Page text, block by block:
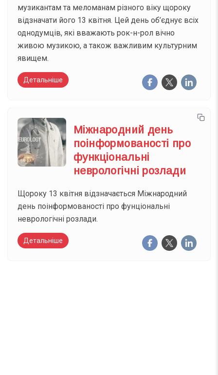
музикантам та меломанам різного віку щороку
відзначати його 13 квітня. Цей день об’єднує всіх
однодумців, які вважають рок-н-рол вічно
живою музикою, а також важливим культурним
явищем.
Детальніше
Міжнародний день
поінформованості про
функціональні
неврологічні розлади
Щороку 13 квітня відзначається Міжнародний
день поінформованості про фунціональні
неврологічні розлади.
Детальніше